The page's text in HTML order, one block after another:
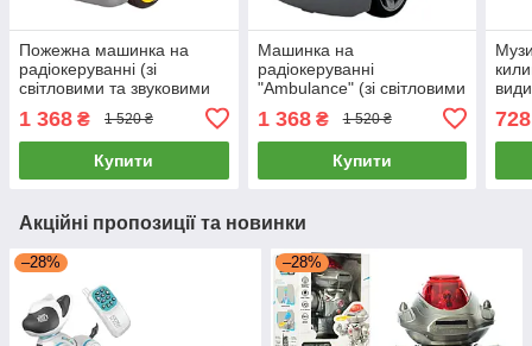
Пожежна машинка на
радіокеруванні (зі
світловими та звуковими
ефектами) DHTRC10405J
1 368 ₴ 1 520 ₴
Купити
Машинка на
радіокеруванні
"Ambulance" (зі світловими
та звуковими ефектами)
DHTRC10426J
1 368₴ 1 520 ₴
Купити
728
Акційні пропозиції та новинки
–28% –28%